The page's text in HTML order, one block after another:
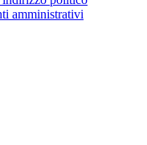
amministrativi